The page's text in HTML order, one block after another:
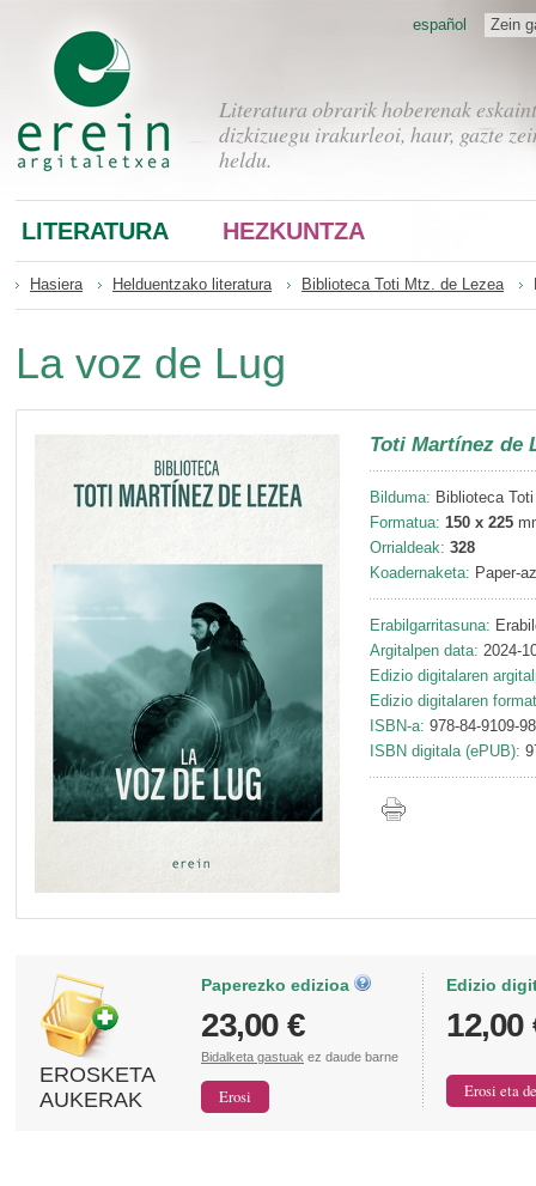
Literatura obrarik hoberenak
dizkizuegu irakurleoi, haur, gazte
heldu.
Zein
español
LITERATURA HEZKUNTZA
Hasiera Helduentzako literatura Biblioteca Toti Mtz. de Lezea
La voz de Lug
Toti Martínez de
Bilduma: Biblioteca
Formatua: 150 x 225
Orrialdeak: 328
Koadernaketa: Paper-
Erabilgarritasuna:
Argitalpen data: 2024-
Edizio digitalaren
Edizio digitalaren
ISBN-a: 978-84-9109-
ISBN digitala (ePUB):
EROSKETA
AUKERAK
Paperezko edizioa
23,00 €
Bidalketa gastuak ez daude barne
Edizio
12,00